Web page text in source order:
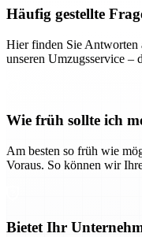
Häufig gestellte
Hier finden Sie Antworten
unseren Umzugsservice –
Wie früh sollte ich
Am besten so früh wie
Voraus. So können wir
Bietet Ihr